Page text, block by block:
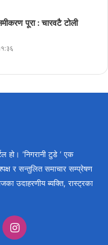
पूरा : चारवटै टोली
हो। ‘निगरानी टुडे ‘ एक
र सन्तुलित समाचार सम्प्रेषण
उदाहरणीय ब्यक्ति, रास्ट्रका
Instagram